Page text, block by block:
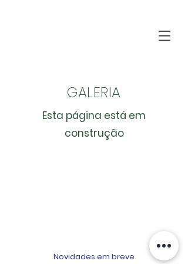
GALERIA
Esta página está em
construção
Novidades em breve